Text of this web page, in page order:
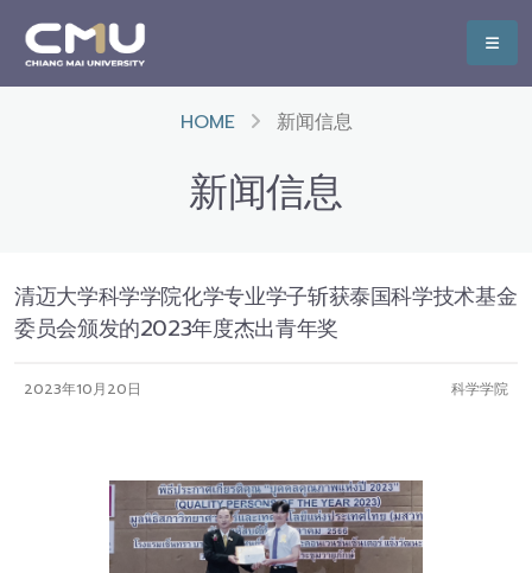
HOME 新闻信息
新闻信息
清迈大学科学学院化学专业学子斩获泰国科学技术基金
委员会颁发的2023年度杰出青年奖
2023年10月20日 科学学院